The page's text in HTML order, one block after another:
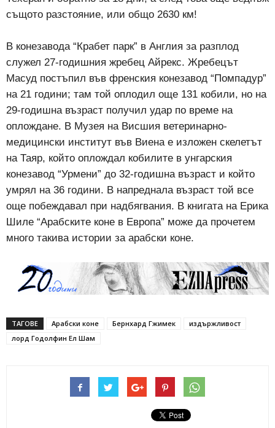
същото разстояние, или общо 2630 км!
В конезавода “Крабет парк” в Англия за разплод
служел 27-годишния жребец Айрекс. Жребецът
Масуд постъпил във френския конезавод “Помпадур”
на 21 години; там той оплодил още 131 кобили, но на
29-годишна възраст получил удар по време на
оплождане. В Музея на Висшия ветеринарно-
медицински институт във Виена е изложен скелетът
на Таяр, който оплождал кобилите в унгарския
конезавод “Урмени” до 32-годишна възраст и който
умрял на 36 години. В напреднала възраст той все
още побеждавал при надбягвания. В книгата на Ерика
Шиле “Арабските коне в Европа” може да прочетем
много такива истории за арабски коне.
ТАГОВЕ Арабски коне Бернхард Гжимек
издържливост
лорд Годолфин Ел Шам